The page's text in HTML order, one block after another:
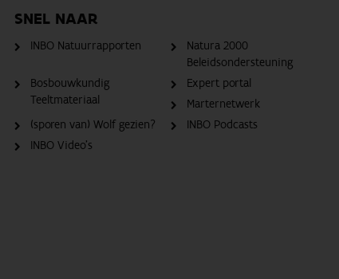
SNEL NAAR
INBO Natuurrapporten
Natura 2000
Beleidsondersteuning
Bosbouwkundig
Teeltmateriaal
Expert portal
Marternetwerk
(sporen van) Wolf gezien?
INBO Podcasts
INBO Video's